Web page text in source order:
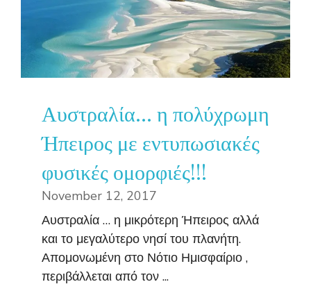
Αυστραλία… η πολύχρωμη
Ήπειρος με εντυπωσιακές
φυσικές ομορφιές!!!
November 12, 2017
Αυστραλία … η μικρότερη Ήπειρος αλλά
και το μεγαλύτερο νησί του πλανήτη.
Απομονωμένη στο Νότιο Ημισφαίριο ,
περιβάλλεται από τον ...